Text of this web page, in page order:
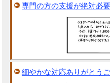
専門の方の支援が絶対必
細やかな対応ありがとう